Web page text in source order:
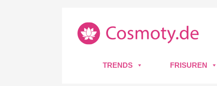
TRENDS FRISUREN